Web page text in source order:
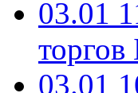
03.01
03.01